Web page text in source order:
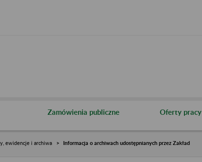
Zamówienia publiczne Oferty pracy
ewidencje i archiwa Informacja o archiwach udostępnianych przez Zakład